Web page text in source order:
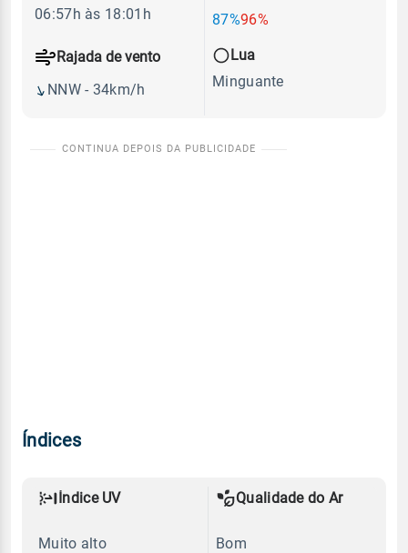
87%96%
Rajada de vento
NNW - 34km/h
06:57h às 18:01h
Lua
Minguante
Índices
Índice UV
Muito alto
Qualidade do Ar
Bom